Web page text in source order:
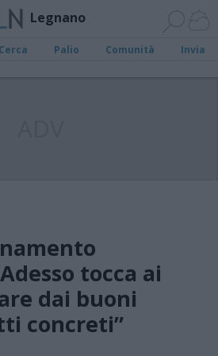
Legnano
Cerca Palio Comunità Invia
tocca ai
dai buoni
concreti”